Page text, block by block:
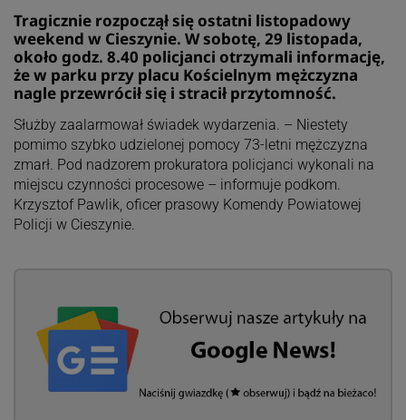
Tragicznie rozpoczął się ostatni listopadowy
weekend w Cieszynie. W sobotę, 29 listopada,
około godz. 8.40 policjanci otrzymali informację,
że w parku przy placu Kościelnym mężczyzna
nagle przewrócił się i stracił przytomność.
Służby zaalarmował świadek wydarzenia. – Niestety
pomimo szybko udzielonej pomocy 73-letni mężczyzna
zmarł. Pod nadzorem prokuratora policjanci wykonali na
miejscu czynności procesowe – informuje podkom.
Krzysztof Pawlik, oficer prasowy Komendy Powiatowej
Policji w Cieszynie.